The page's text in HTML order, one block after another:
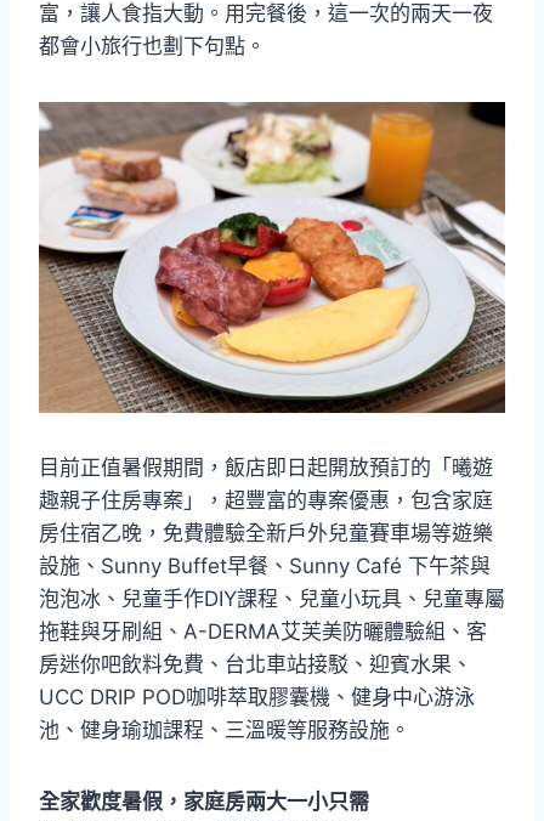
富，讓人食指大動。用完餐後，這一次的兩天一夜
都會小旅行也劃下句點。
目前正值暑假期間，飯店即日起開放預訂的「曦遊
趣親子住房專案」，超豐富的專案優惠，包含家庭
房住宿乙晚，免費體驗全新戶外兒童賽車場等遊樂
設施、Sunny Buffet早餐、Sunny Café 下午茶與
泡泡冰、兒童手作DIY課程、兒童小玩具、兒童專屬
拖鞋與牙刷組、A-DERMA艾芙美防曬體驗組、客
房迷你吧飲料免費、台北車站接駁、迎賓水果、
UCC DRIP POD咖啡萃取膠囊機、健身中心游泳
池、健身瑜珈課程、三溫暖等服務設施。
全家歡度暑假，家庭房兩大一小只需